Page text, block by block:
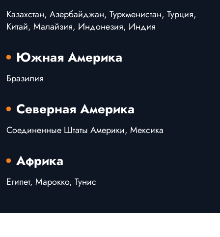
Казахстан, Азербайджан, Туркменистан, Турция,
Китай, Малайзия, Индонезия, Индия
Южная Америка
Бразилия
Северная Америка
Соединенные Штаты Америки, Мексика
Африка
Египет, Марокко, Тунис